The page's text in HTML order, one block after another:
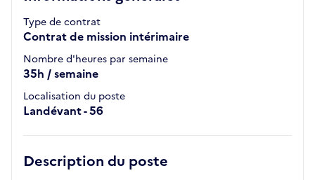
Type de contrat
Contrat de mission intérimaire
Nombre d'heures par semaine
35h / semaine
Localisation du poste
Landévant - 56
Description du poste